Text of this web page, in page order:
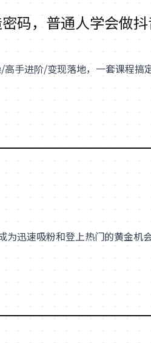
码，普通人学会做
手进阶/变现落地，一套课程搞
迅速吸粉和登上热门的黄金机